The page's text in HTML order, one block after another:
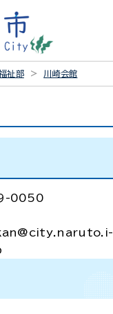
祉部 川崎会館
0050